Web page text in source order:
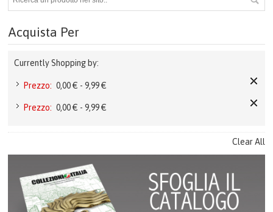
Acquista Per
Currently Shopping by:
Prezzo: 0,00 € - 9,99 €
Prezzo: 0,00 € - 9,99 €
Clear All